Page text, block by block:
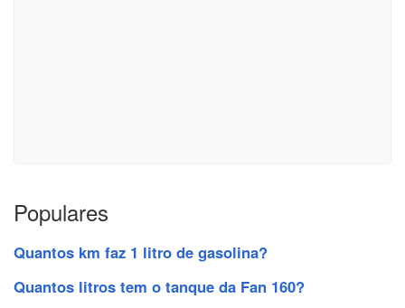
Populares
Quantos km faz 1 litro de gasolina?
Quantos litros tem o tanque da Fan 160?